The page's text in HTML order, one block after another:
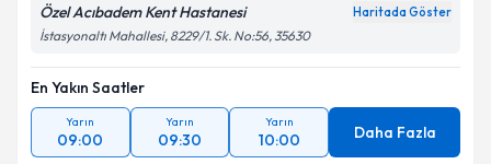
Özel Acıbadem Kent Hastanesi Haritada Göster
İstasyonaltı Mahallesi, 8229/1. Sk. No:56, 35630
En Yakın Saatler
Yarın
09:00
Yarın
09:30
Yarın
10:00 Daha Fazla